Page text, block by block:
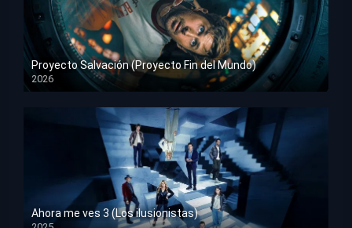
Proyecto Salvación (Proyecto Fin del Mundo)
2026
HD 1080p
Ahora me ves 3 (Los ilusionistas)